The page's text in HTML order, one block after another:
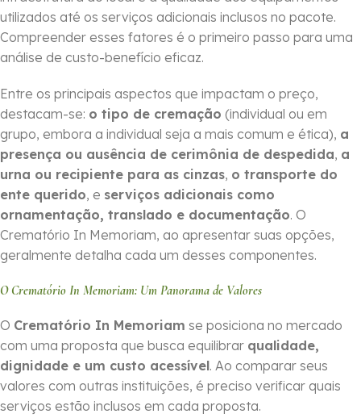
utilizados até os serviços adicionais inclusos no pacote.
Compreender esses fatores é o primeiro passo para uma
análise de custo-benefício eficaz.
Entre os principais aspectos que impactam o preço,
destacam-se: o tipo de cremação (individual ou em
grupo, embora a individual seja a mais comum e ética), a
presença ou ausência de cerimônia de despedida, a
urna ou recipiente para as cinzas, o transporte do
ente querido, e serviços adicionais como
ornamentação, translado e documentação. O
Crematório In Memoriam, ao apresentar suas opções,
geralmente detalha cada um desses componentes.
O Crematório In Memoriam: Um Panorama de Valores
O Crematório In Memoriam se posiciona no mercado
com uma proposta que busca equilibrar qualidade,
dignidade e um custo acessível. Ao comparar seus
valores com outras instituições, é preciso verificar quais
serviços estão inclusos em cada proposta.